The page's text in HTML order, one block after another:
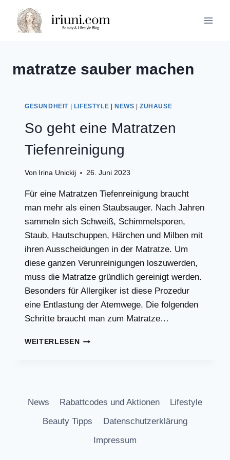
Inhalt
springen
matratze sauber machen
GESUNDHEIT| LIFESTYLE NEWS |ZUHAUSE
So geht eine Matratzen
Tiefenreinigung
Von Irina Unickij 26. Juni 2023
Für eine Matratzen Tiefenreinigung braucht
man mehr als einen Staubsauger. Nach Jahren
sammeln sich Schweiß, Schimmelsporen,
Staub, Hautschuppen, Härchen und Milben mit
ihren Ausscheidungen in der Matratze. Um
diese ganzen Verunreinigungen loszuwerden,
muss die Matratze gründlich gereinigt werden.
Besonders für Allergiker ist diese Prozedur
eine Entlastung der Atemwege. Die folgenden
Schritte braucht man zum Matratze…
WEITERLESENSO
News Rabattcodes und Aktionen
Lifestyle
Beauty Tipps
Datenschutzerklärung
Impressum